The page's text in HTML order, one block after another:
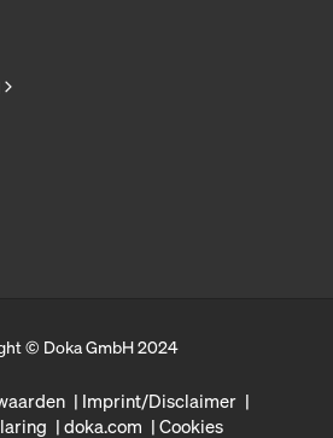
© Doka GmbH 2024
Imprint/Disclaimer
doka.com Cookies